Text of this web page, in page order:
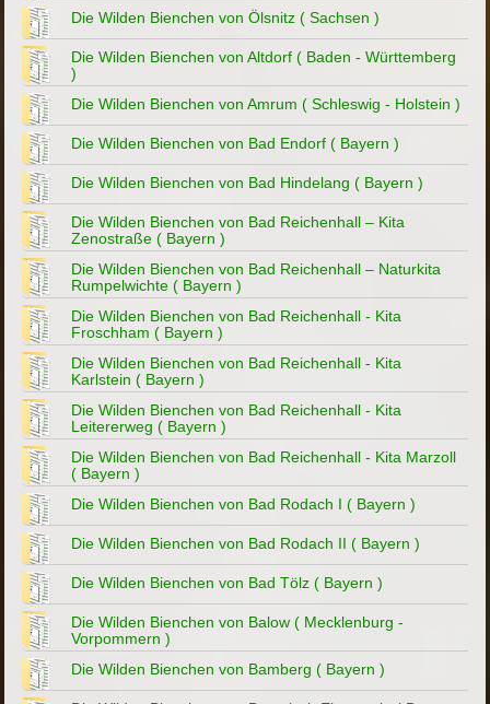
Die Wilden Bienchen von Ölsnitz ( Sachsen )
Die Wilden Bienchen von Altdorf ( Baden - Württemberg
)
Die Wilden Bienchen von Amrum ( Schleswig - Holstein )
Die Wilden Bienchen von Bad Endorf ( Bayern )
Die Wilden Bienchen von Bad Hindelang ( Bayern )
Die Wilden Bienchen von Bad Reichenhall – Kita
Zenostraße ( Bayern )
Die Wilden Bienchen von Bad Reichenhall – Naturkita
Rumpelwichte ( Bayern )
Die Wilden Bienchen von Bad Reichenhall - Kita
Froschham ( Bayern )
Die Wilden Bienchen von Bad Reichenhall - Kita
Karlstein ( Bayern )
Die Wilden Bienchen von Bad Reichenhall - Kita
Leitererweg ( Bayern )
Die Wilden Bienchen von Bad Reichenhall - Kita Marzoll
( Bayern )
Die Wilden Bienchen von Bad Rodach I ( Bayern )
Die Wilden Bienchen von Bad Rodach II ( Bayern )
Die Wilden Bienchen von Bad Tölz ( Bayern )
Die Wilden Bienchen von Balow ( Mecklenburg -
Vorpommern )
Die Wilden Bienchen von Bamberg ( Bayern )